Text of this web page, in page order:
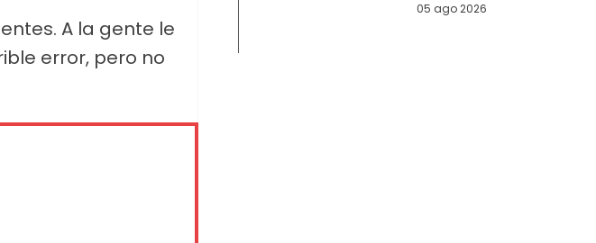
A la gente le
error, pero no
05 ago 2026